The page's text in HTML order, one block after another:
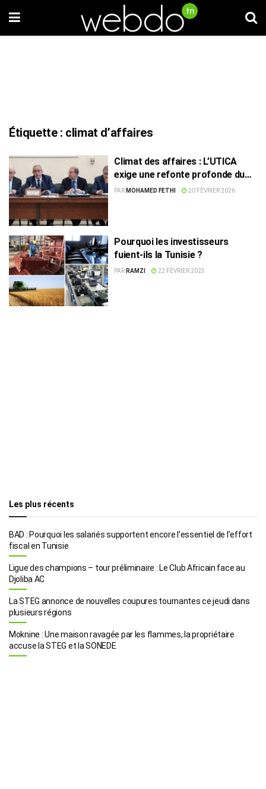
Étiquette : climat d’affaires
Climat des affaires : L’UTICA
exige une refonte profonde du
cadre d’investissement
PAR MOHAMED FETHI 20 FÉVRIER 2026
Pourquoi les investisseurs
fuient-ils la Tunisie ?
PAR RAMZI 22 FÉVRIER 2023
Les plus récents
BAD : Pourquoi les salariés supportent encore l’essentiel de l’effort
fiscal en Tunisie
Ligue des champions – tour préliminaire : Le Club Africain face au
Djoliba AC
La STEG annonce de nouvelles coupures tournantes ce jeudi dans
plusieurs régions
Moknine : Une maison ravagée par les flammes, la propriétaire
accuse la STEG et la SONEDE